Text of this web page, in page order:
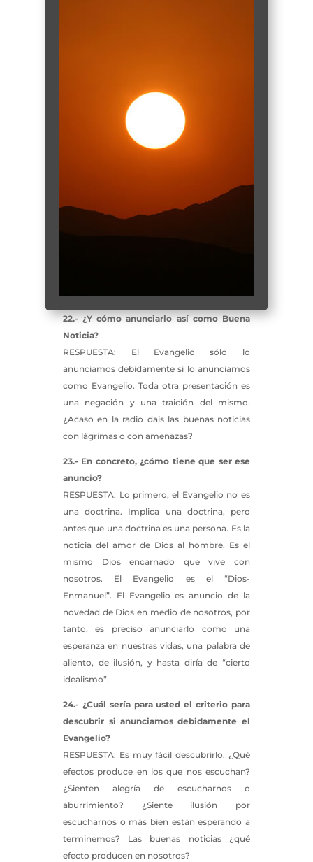
22.- ¿Y cómo anunciarlo así como Buena
Noticia?
RESPUESTA: El Evangelio sólo lo
anunciamos debidamente si lo anunciamos
como Evangelio. Toda otra presentación es
una negación y una traición del mismo.
¿Acaso en la radio dais las buenas noticias
con lágrimas o con amenazas?
23.- En concreto, ¿cómo tiene que ser ese
anuncio?
RESPUESTA: Lo primero, el Evangelio no es
una doctrina. Implica una doctrina, pero
antes que una doctrina es una persona. Es la
noticia del amor de Dios al hombre. Es el
mismo Dios encarnado que vive con
nosotros. El Evangelio es el “Dios-
Enmanuel”. El Evangelio es anuncio de la
novedad de Dios en medio de nosotros, por
tanto, es preciso anunciarlo como una
esperanza en nuestras vidas, una palabra de
aliento, de ilusión, y hasta diría de “cierto
idealismo”.
24.- ¿Cuál sería para usted el criterio para
descubrir si anunciamos debidamente el
Evangelio?
RESPUESTA: Es muy fácil descubrirlo. ¿Qué
efectos produce en los que nos escuchan?
¿Sienten alegría de escucharnos o
aburrimiento? ¿Siente ilusión por
escucharnos o más bien están esperando a
terminemos? Las buenas noticias ¿qué
efecto producen en nosotros?